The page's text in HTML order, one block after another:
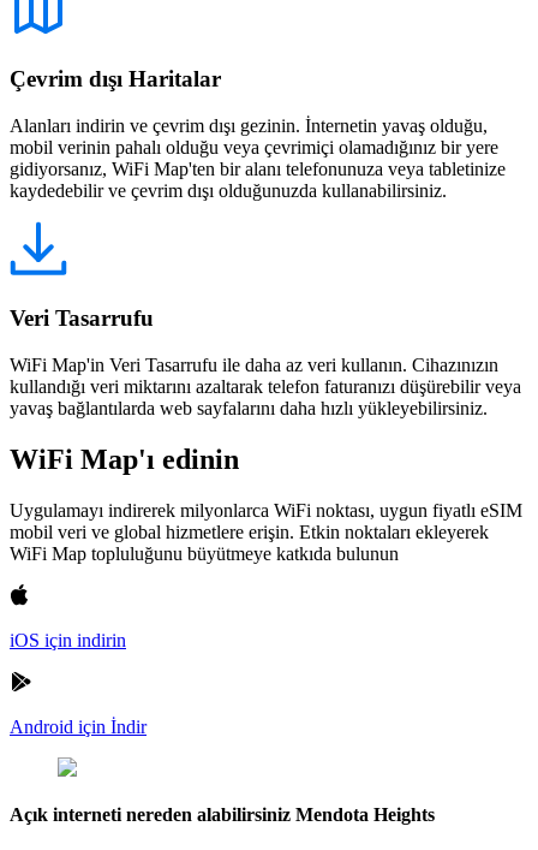
Çevrim dışı Haritalar
Alanları indirin ve çevrim dışı gezinin. İnternetin yavaş olduğu,
mobil verinin pahalı olduğu veya çevrimiçi olamadığınız bir yere
gidiyorsanız, WiFi Map'ten bir alanı telefonunuza veya tabletinize
kaydedebilir ve çevrim dışı olduğunuzda kullanabilirsiniz.
Veri Tasarrufu
WiFi Map'in Veri Tasarrufu ile daha az veri kullanın. Cihazınızın
kullandığı veri miktarını azaltarak telefon faturanızı düşürebilir veya
yavaş bağlantılarda web sayfalarını daha hızlı yükleyebilirsiniz.
WiFi Map'ı edinin
Uygulamayı indirerek milyonlarca WiFi noktası, uygun fiyatlı eSIM
mobil veri ve global hizmetlere erişin. Etkin noktaları ekleyerek
WiFi Map topluluğunu büyütmeye katkıda bulunun
iOS için indirin
Android için İndir
Açık interneti nereden alabilirsiniz Mendota Heights